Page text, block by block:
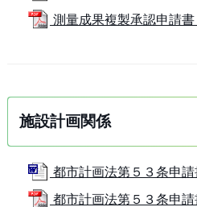
測量成果複製承認申請
施設計画関係
都市計画法第５３条申
都市計画法第５３条申